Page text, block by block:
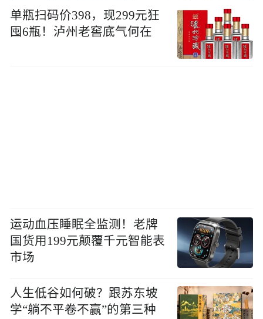
单瓶扫码价398，现299元狂
囤6瓶！泸州老窖底气何在
运动血压睡眠全监测！老牌
国货用199元颠覆千元智能表
市场
人生低谷如何破？跟苏东坡
学“躺不平卷不赢”的第三种